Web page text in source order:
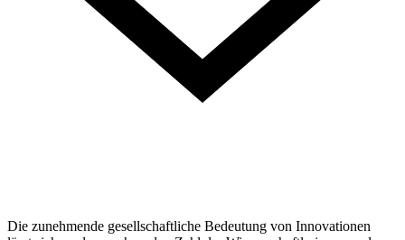
Die zunehmende gesellschaftliche Bedeutung von Innovationen